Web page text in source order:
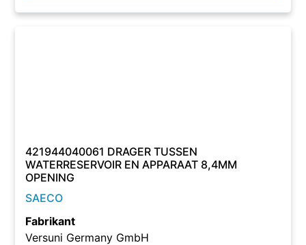
421944040061 DRAGER TUSSEN
WATERRESERVOIR EN APPARAAT 8,4MM
OPENING
SAECO
Fabrikant
Versuni Germany GmbH